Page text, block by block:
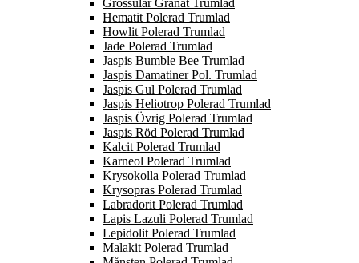
Grossular Granat Trumlad
Hematit Polerad Trumlad
Howlit Polerad Trumlad
Jade Polerad Trumlad
Jaspis Bumble Bee Trumlad
Jaspis Damatiner Pol. Trumlad
Jaspis Gul Polerad Trumlad
Jaspis Heliotrop Polerad Trumlad
Jaspis Övrig Polerad Trumlad
Jaspis Röd Polerad Trumlad
Kalcit Polerad Trumlad
Karneol Polerad Trumlad
Krysokolla Polerad Trumlad
Krysopras Polerad Trumlad
Labradorit Polerad Trumlad
Lapis Lazuli Polerad Trumlad
Lepidolit Polerad Trumlad
Malakit Polerad Trumlad